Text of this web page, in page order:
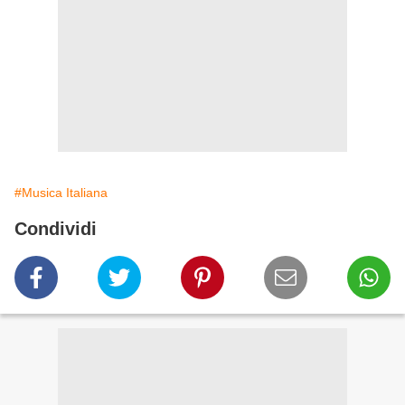
#Musica Italiana
Condividi